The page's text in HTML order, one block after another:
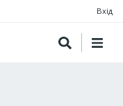
Вхід